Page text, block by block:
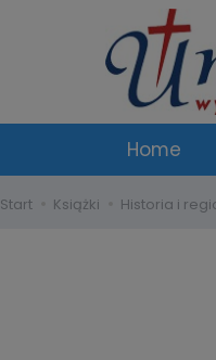
Home
Start Książki Historia i